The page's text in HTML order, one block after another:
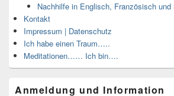
Nachhilfe in Englisch, Französisch und
Kontakt
Impressum | Datenschutz
Ich habe einen Traum…..
Meditationen…… Ich bin….
Anmeldung und Information